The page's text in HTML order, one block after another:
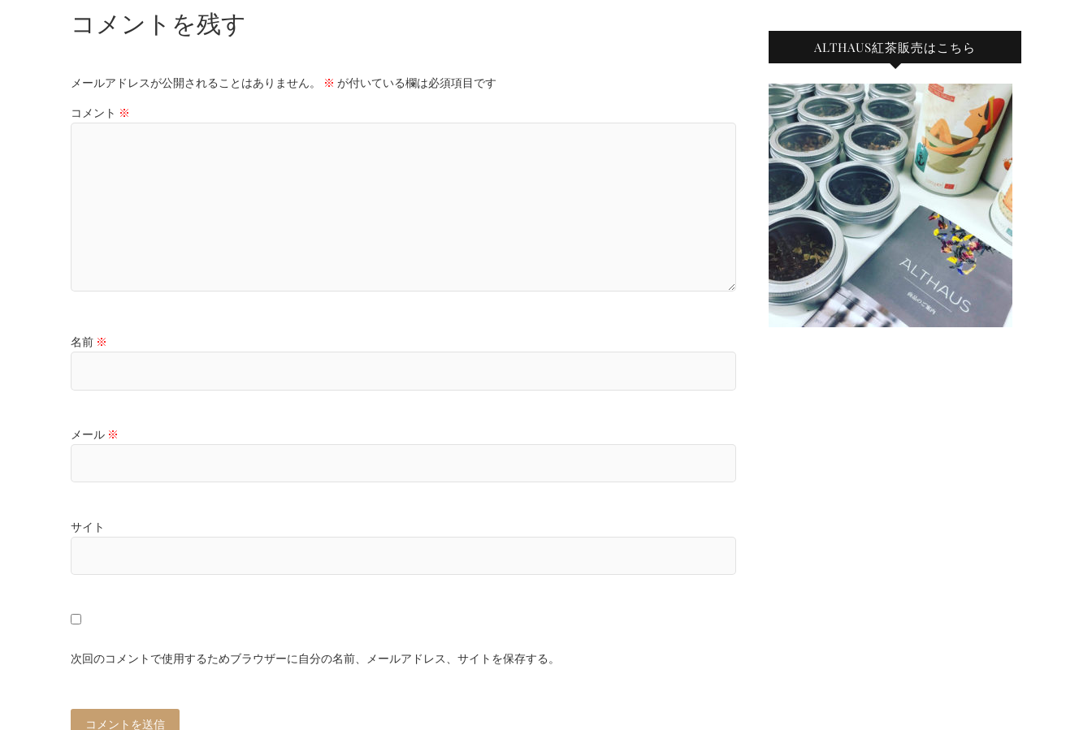
コメントを残す
メールアドレスが公開されることはありません。 ※ が付いている欄は必須項目です
コメント ※
名前 ※
メール ※
サイト
次回のコメントで使用するためブラウザーに自分の名前、メールアドレス、サイトを保存する。
ALTHAUS紅茶販売はこちら